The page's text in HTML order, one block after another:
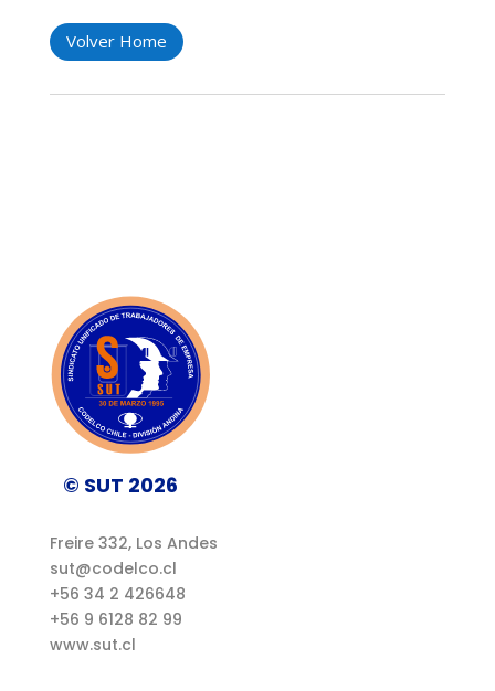
Volver Home
© SUT 2026
Freire 332, Los Andes
sut@codelco.cl
+56 34 2 426648
+56 9 6128 82 99
www.sut.cl